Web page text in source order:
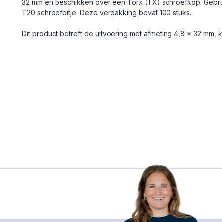
in het boorgat te
erde
speciale,
32 mm en beschikken over een Torx (TX) schroefkop.
T20 schroefbitje. Deze verpakking bevat 100 stuks.
Dit product betreft de uitvoering met afmeting 4,8 x 32 mm,